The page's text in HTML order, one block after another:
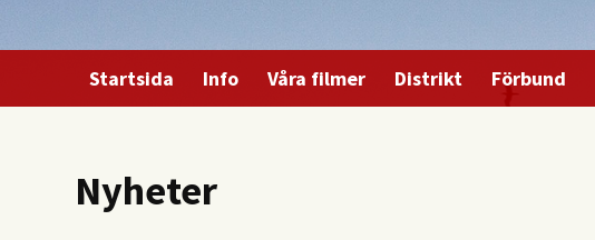
Startsida Info Våra filmer Distrikt Förbund
Nyheter